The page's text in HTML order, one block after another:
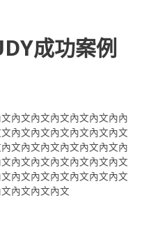
成功案例
內文內文內文內文內文內內
內文內文內文內文內文內文
文內文內文內文內文內文內
內文內文內文內文內文內文
內文內文內文內文內文內文
內文內文內文